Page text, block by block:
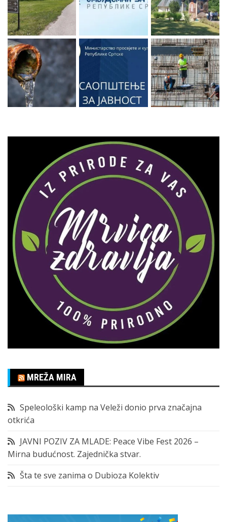
MREŽA MIRA
Speleološki kamp na Veleži donio prva značajna
otkrića
JAVNI POZIV ZA MLADE: Peace Vibe Fest 2026 –
Mirna budućnost. Zajednička stvar.
Šta te sve zanima o Dubioza Kolektiv